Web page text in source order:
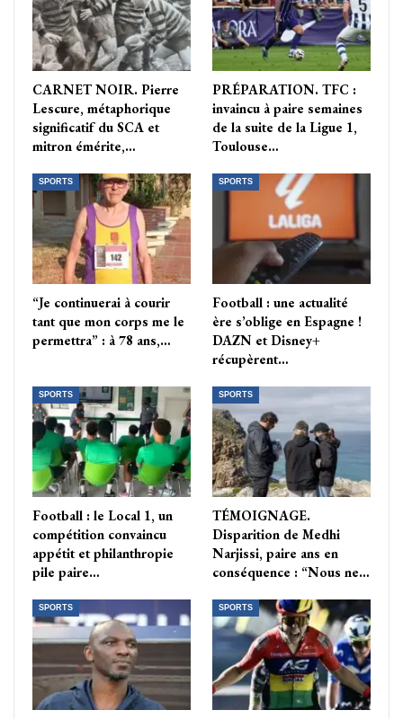
CARNET NOIR. Pierre
Lescure, métaphorique
significatif du SCA et
mitron émérite,…
PRÉPARATION. TFC :
invaincu à paire semaines
de la suite de la Ligue 1,
Toulouse…
SPORTS
“Je continuerai à courir
tant que mon corps me le
permettra” : à 78 ans,…
SPORTS
Football : une actualité
ère s’oblige en Espagne !
DAZN et Disney+
récupèrent…
SPORTS
Football : le Local 1, un
compétition convaincu
appétit et philanthropie
pile paire…
SPORTS
TÉMOIGNAGE.
Disparition de Medhi
Narjissi, paire ans en
conséquence : “Nous ne…
SPORTS SPORTS